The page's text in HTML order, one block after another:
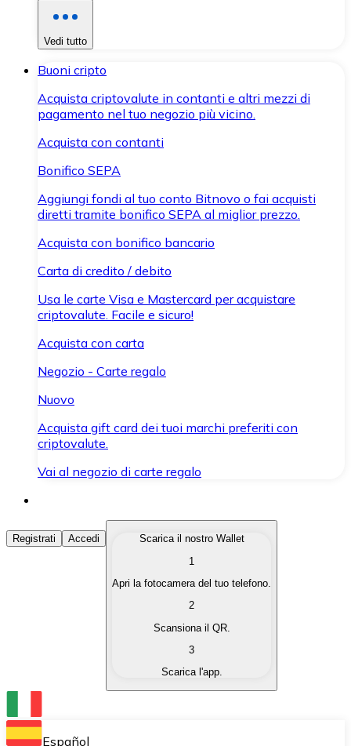
Vedi tutto
Buoni cripto
Acquista criptovalute in contanti e altri mezzi di
pagamento nel tuo negozio più vicino.
Acquista con contanti
Bonifico SEPA
Aggiungi fondi al tuo conto Bitnovo o fai acquisti
diretti tramite bonifico SEPA al miglior prezzo.
Acquista con bonifico bancario
Carta di credito / debito
Usa le carte Visa e Mastercard per acquistare
criptovalute. Facile e sicuro!
Acquista con carta
Negozio - Carte regalo
Nuovo
Acquista gift card dei tuoi marchi preferiti con
criptovalute.
Vai al negozio di carte regalo
Acquista Criptovalute
Acquista le criptovalute che ti interessano in modo
Converti le tue criptovalute in valuta fiat quando ne
Scambia una criptovaluta con un'altra
Conserva le tue cripto in un Wallet self-custodial.
Registrati Accedi
Scarica il nostro Wallet
1
Apri la fotocamera del tuo telefono.
2
Scansiona il QR.
3
Scarica l'app.
Español